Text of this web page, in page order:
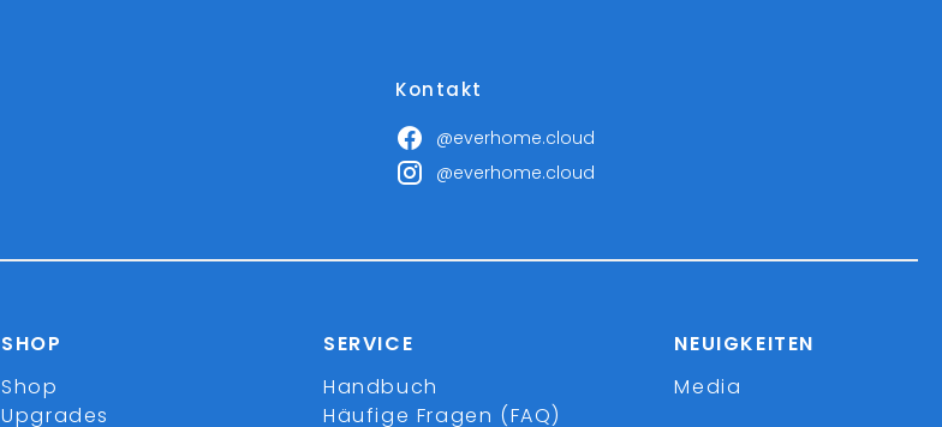
Kontakt
@everhome.cloud
@everhome.cloud
SHOP
Shop
Upgrades
SERVICE
Handbuch
Häufige Fragen (FAQ)
NEUIGKEITEN
Media